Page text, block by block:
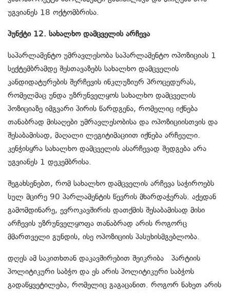
უგვიანეს 18 ოქტომბრისა.
პუნქტი 12. სახალხო დამცველის არჩევა
საპარლამენტო უმრავლესობა საპარლამენტო ოპოზიციას 1
სექტემბრამდე შესთავაზებს სახალხო დამცველის
კანდიდატურების შერჩევის ინკლუზიურ პროცედურას,
რომელმაც უნდა უზრუნველყოს სახალხო დამცველის
პოზიციაზე იმგვარი პირის წარდგენა, რომელიც იქნება
თანაბრად მისაღები უმრავლესობისა და ოპოზიციისთვის და
შესაბამისად, მაღალი ლეგიტიმაციით იქნება არჩეული.
კენჭისყრა სახალხო დამცველის ასარჩევად შედგება არა
უგვიანეს 1 დეკემბრისა.
შეგახსენებთ, რომ სახალხო დამცველის არჩევა საჭიროებს
სულ მცირე 90 პარლამენტის წევრის მხარდაჭერას. აქედან
გამომდინარე, ევროკავშირის დათქმის შესაბამისად მისი
არჩევის უზრუნველყოფა თანაბრად არის როგორც
მმართველი გუნდის, ისე ოპოზიციის პასუხისმგებლობა.
დღეს ამ საკითხთან დაკავშირებით შეიკრიბა პარტიის
პოლიტიკური საბჭო და ეს არის პოლიტიკური საბჭოს
გადაწყვეტილება, რომელიც გაგაცანით. როგორ ნახეთ არის